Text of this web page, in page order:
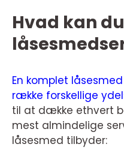
Hvad kan
En komplet
række forskellige
til at dække ethvert
mest almindelige
låsesmed tilbyder: